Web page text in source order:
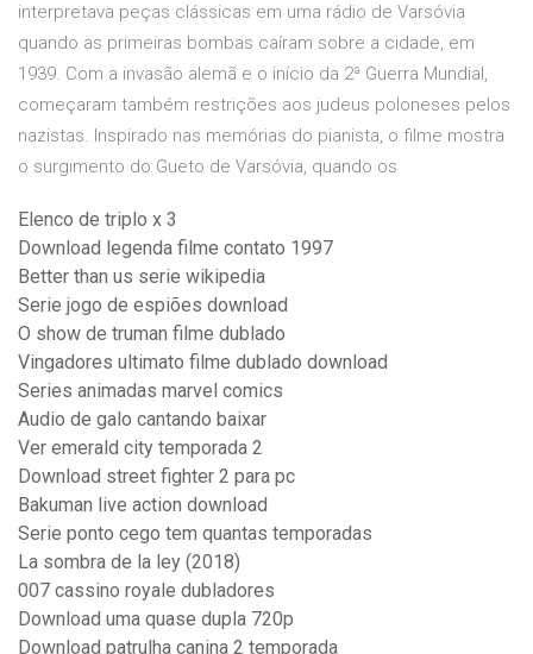
interpretava peças clássicas em uma rádio de Varsóvia
quando as primeiras bombas caíram sobre a cidade, em
1939. Com a invasão alemã e o início da 2ª Guerra Mundial,
começaram também restrições aos judeus poloneses pelos
nazistas. Inspirado nas memórias do pianista, o filme mostra
o surgimento do Gueto de Varsóvia, quando os
Elenco de triplo x 3
Download legenda filme contato 1997
Better than us serie wikipedia
Serie jogo de espiões download
O show de truman filme dublado
Vingadores ultimato filme dublado download
Series animadas marvel comics
Audio de galo cantando baixar
Ver emerald city temporada 2
Download street fighter 2 para pc
Bakuman live action download
Serie ponto cego tem quantas temporadas
La sombra de la ley (2018)
007 cassino royale dubladores
Download uma quase dupla 720p
Download patrulha canina 2 temporada